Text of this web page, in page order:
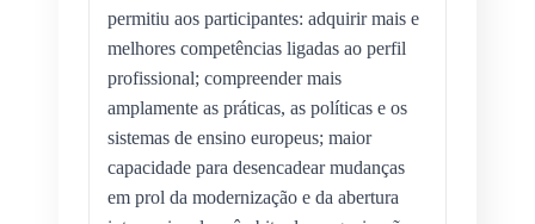
permitiu aos participantes: adquirir mais e
melhores competências ligadas ao perfil
profissional; compreender mais
amplamente as práticas, as políticas e os
sistemas de ensino europeus; maior
capacidade para desencadear mudanças
em prol da modernização e da abertura